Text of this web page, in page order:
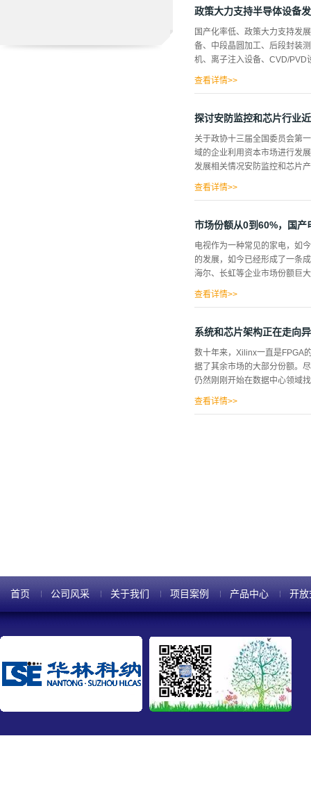
和速率及抗强辐射能力等优异
国家新材料重大项目七大方向
为此，《“十三五”材料领域科
示仪校准仪校准规范》、《半
成效显著。近日，863计划“第
开展第三代半导体封装...
政策大力支持半导体设备
国产化率低、政策大力支持发
备、中段晶圆加工、后段封装
机、离子注入设备、CVD/PVD
其他设备，其他设备包括硅片
入设备、氧化扩散设备国产化
破垄断、提高国产化率是当务
规模集成电路制:造技术及成套
体（CMOS）工艺、90-65纳
查看详情>>
探讨安防监控和芯片行业
关于政协十三届全国委员会第
域的企业利用资本市场进行发
发展相关情况安防监控和芯片
的企业的发展，在产业发展和
乡管理水平和社会治理能力现
3000多万台，形成了世界上最
自主知识产权的标准。我国自
全视频监控建设联网应用中处
的...
查看详情>>
市场份额从0到60%，国产
电视作为一种常见的家电，如
的发展，如今已经形成了一条
海尔、长虹等企业市场份额巨
以来是国产电视厂商的“心病”
现了华为海思、海信、海尔、
视和早期的彩色电视时代，屏
高，互联网、高清、智能电视
于手机芯片需要“操心”的事情
视，电视芯...
查看详情>>
系统和芯片架构正在走向
数十年来，Xilinx一直是FPGA
据了其余市场的大部分份额。
仍然刚刚开始在数据中心领域
查看详情>>
首页 公司风采 关于我们 项目案例 产品中心 开放